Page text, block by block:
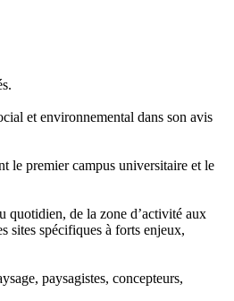
et environnemental dans son avis
le premier campus universitaire et le
quotidien, de la zone d’activité aux
sites spécifiques à forts enjeux,
paysagistes, concepteurs,